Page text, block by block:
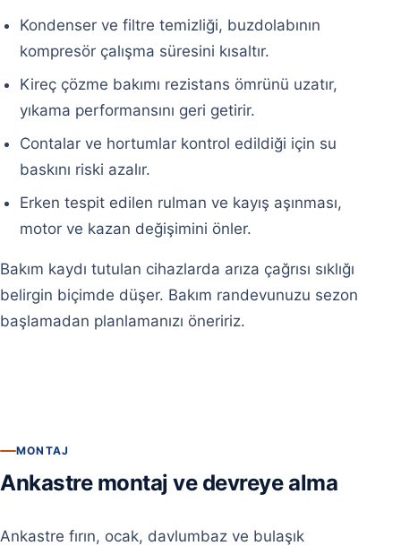
Kondenser ve filtre temizliği, buzdolabının
kompresör çalışma süresini kısaltır.
Kireç çözme bakımı rezistans ömrünü uzatır,
yıkama performansını geri getirir.
Contalar ve hortumlar kontrol edildiği için su
baskını riski azalır.
Erken tespit edilen rulman ve kayış aşınması,
motor ve kazan değişimini önler.
Bakım kaydı tutulan cihazlarda arıza çağrısı sıklığı
belirgin biçimde düşer. Bakım randevunuzu sezon
başlamadan planlamanızı öneririz.
MONTAJ
Ankastre montaj ve devreye alma
Ankastre fırın, ocak, davlumbaz ve bulaşık